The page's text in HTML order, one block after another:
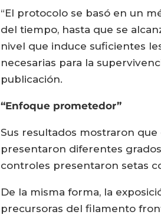
“El protocolo se basó en un
del tiempo, hasta que se
nivel que induce suficientes
necesarias para la
publicación.
“Enfoque prometedor”
Sus resultados mostraron
presentaron diferentes
controles presentaron setas
De la misma forma, la
precursoras del filamento